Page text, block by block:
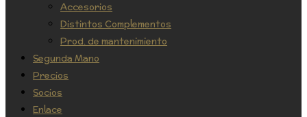
Accesorios
Distintos Complementos
Prod. de mantenimiento
Segunda Mano
Precios
Socios
Enlace